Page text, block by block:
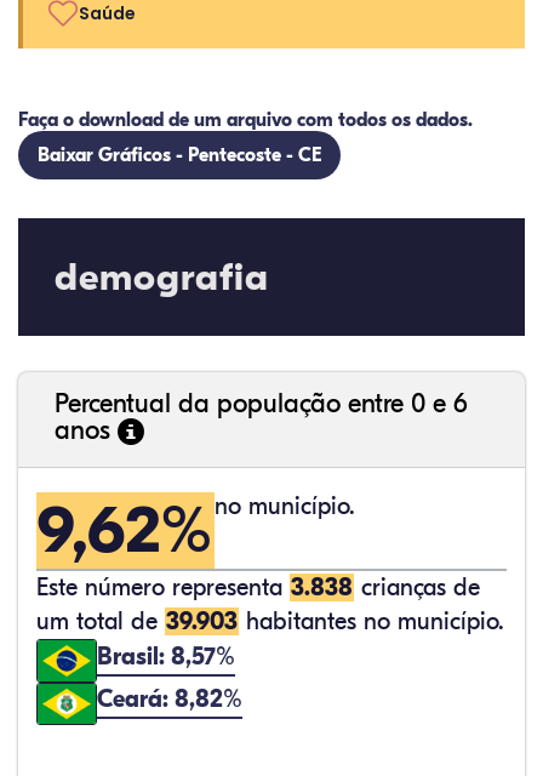
Saúde
Faça o download de um arquivo com todos os dados.
Baixar Gráficos - Pentecoste - CE
demografia
Percentual da população entre 0 e 6
anos
9,62% no município.
Este número representa 3.838 crianças de
um total de 39.903 habitantes no município.
Brasil: 8,57%
Ceará: 8,82%